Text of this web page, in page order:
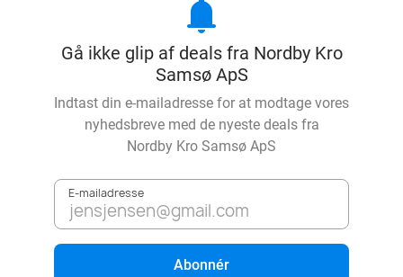
notifications
Gå ikke glip af deals fra Nordby Kro
Samsø ApS
Indtast din e-mailadresse for at modtage vores
nyhedsbreve med de nyeste deals fra
Nordby Kro Samsø ApS
E-mailadresse
Abonnér